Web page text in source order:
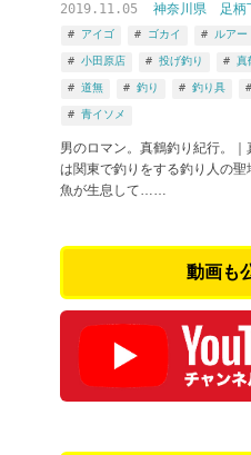
釣りブログ
2019.11.05 神奈川県 足柄
アイゴ ゴカイ ルアー
小田原店 投げ釣り 真
道無 釣り 釣り具
青イソメ
男のロマン。真鶴釣り紀行。
は関東で釣りをする釣り人の
魚が生息して……
動画も